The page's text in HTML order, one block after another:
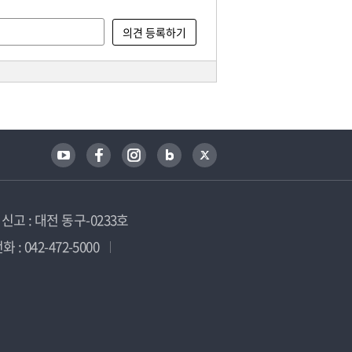
고 : 대전 동구-0233호
: 042-472-5000